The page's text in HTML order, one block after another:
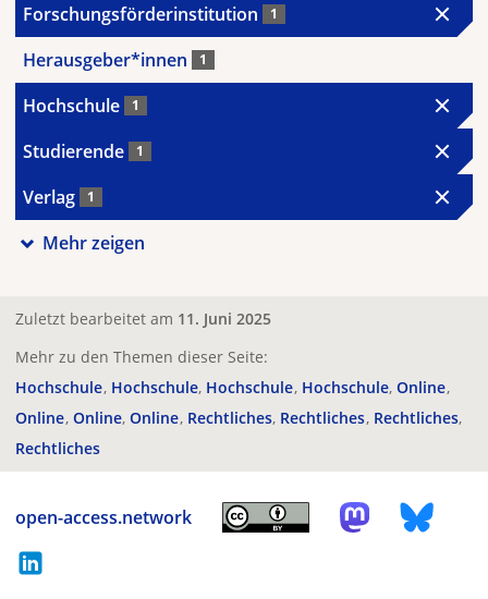
Forschungsförderinstitution 1
Herausgeber*innen 1
Hochschule 1
Studierende 1
Verlag 1
Mehr zeigen
Zuletzt bearbeitet am 11. Juni 2025
Mehr zu den Themen dieser Seite:
Hochschule Hochschule Hochschule Hochschule Online
Online Online Online Rechtliches Rechtliches Rechtliches
Rechtliches
open-access.network